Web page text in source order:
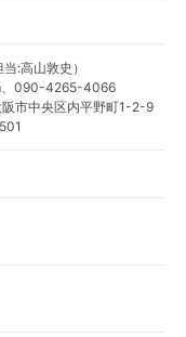
:高山敦史）
、090-4265-4066
市中央区内平野町1-2-9